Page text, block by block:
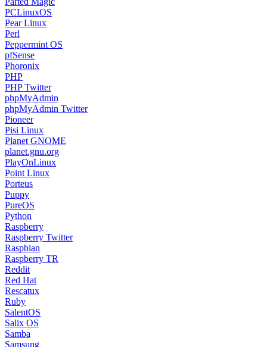
PCLinuxOS
Pear Linux
Perl
Peppermint OS
pfSense
Phoronix
PHP
PHP Twitter
phpMyAdmin
phpMyAdmin Twitter
Pioneer
Pisi Linux
Planet GNOME
planet.gnu.org
PlayOnLinux
Point Linux
Porteus
Puppy
PureOS
Python
Raspberry
Raspberry Twitter
Raspbian
Raspberry TR
Reddit
Red Hat
Rescatux
Ruby
SalentOS
Salix OS
Samba
Samsung